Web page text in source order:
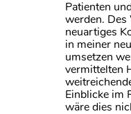
Patienten
werden. Des
neuartiges
in meiner
umsetzen
vermittelten
Einblicke im
wäre dies